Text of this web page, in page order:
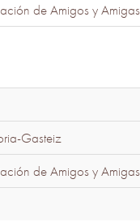
de Amigos y
Gasteiz
de Amigos y